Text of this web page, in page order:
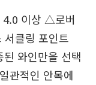
4.0 이상 △로버
클링 포인트
와인만을 선택
관적인 안목에